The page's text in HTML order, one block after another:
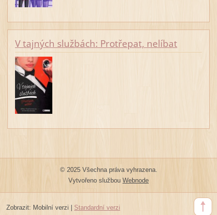
V tajných službách: Protřepat, nelíbat
© 2025 Všechna práva vyhrazena.
Vytvořeno službou Webnode
Zobrazit: Mobilní verzi Standardní verzi